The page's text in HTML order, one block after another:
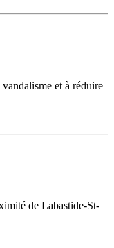
et à réduire
de Labastide-St-